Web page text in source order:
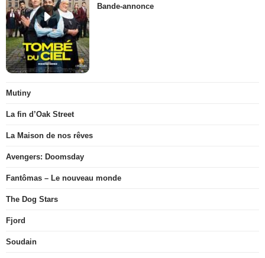
Bande-annonce
Mutiny
La fin d’Oak Street
La Maison de nos rêves
Avengers: Doomsday
Fantômas – Le nouveau monde
The Dog Stars
Fjord
Soudain